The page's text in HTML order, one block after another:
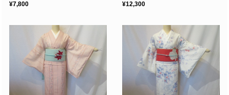
¥7,800 ¥12,300